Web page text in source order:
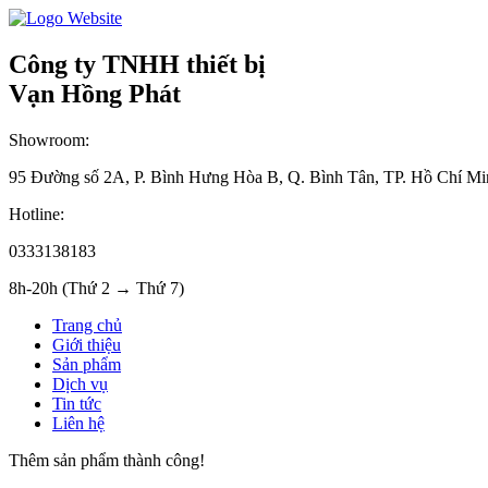
Công ty TNHH thiết bị
Vạn Hồng Phát
Showroom:
95 Đường số 2A, P. Bình Hưng Hòa B, Q. Bình Tân, TP. Hồ Chí
Hotline:
0333138183
8h-20h (Thứ 2 → Thứ 7)
Trang chủ
Giới thiệu
Sản phẩm
Dịch vụ
Tin tức
Liên hệ
Thêm sản phẩm thành công!